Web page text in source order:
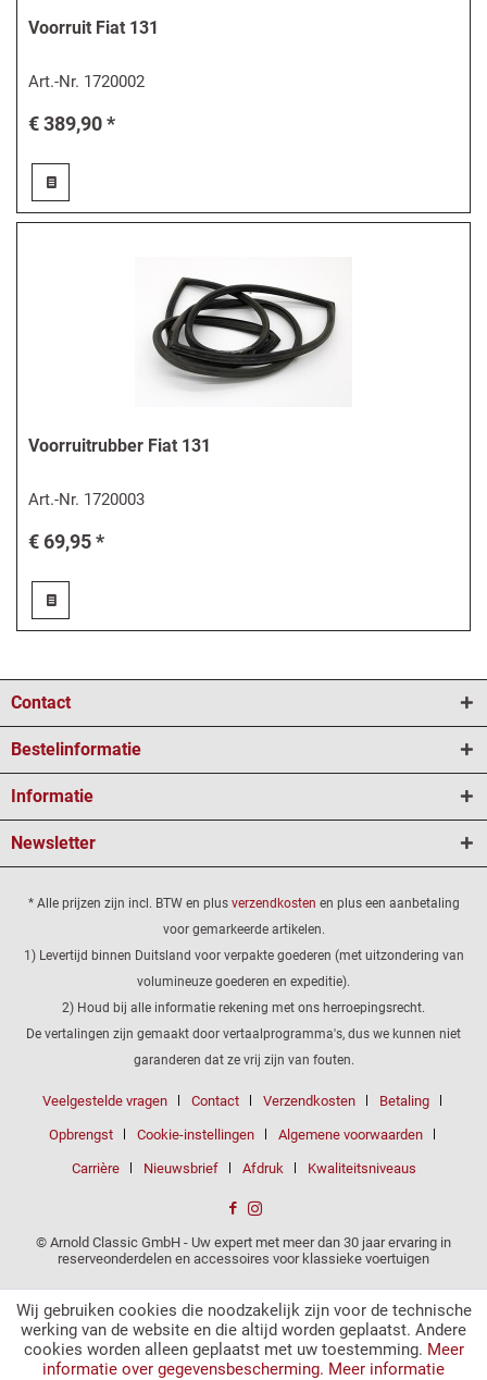
Voorruit Fiat 131
Art.-Nr. 1720002
€ 389,90 *
Voorruitrubber Fiat 131
Art.-Nr. 1720003
€ 69,95 *
Contact
Bestelinformatie
Informatie
Newsletter
* Alle prijzen zijn incl. BTW en plus verzendkosten en plus een aanbetaling
voor gemarkeerde artikelen.
1) Levertijd binnen Duitsland voor verpakte goederen (met uitzondering van
volumineuze goederen en expeditie).
2) Houd bij alle informatie rekening met ons herroepingsrecht.
De vertalingen zijn gemaakt door vertaalprogramma's, dus we kunnen niet
garanderen dat ze vrij zijn van fouten.
Veelgestelde vragen Contact Verzendkosten Betaling
Opbrengst Cookie-instellingen Algemene voorwaarden
Carrière Nieuwsbrief Afdruk Kwaliteitsniveaus
© Arnold Classic GmbH - Uw expert met meer dan 30 jaar ervaring in
reserveonderdelen en accessoires voor klassieke voertuigen
Wij gebruiken cookies die noodzakelijk zijn voor de technische
werking van de website en die altijd worden geplaatst. Andere
cookies worden alleen geplaatst met uw toestemming. Meer
informatie over gegevensbescherming. Meer informatie